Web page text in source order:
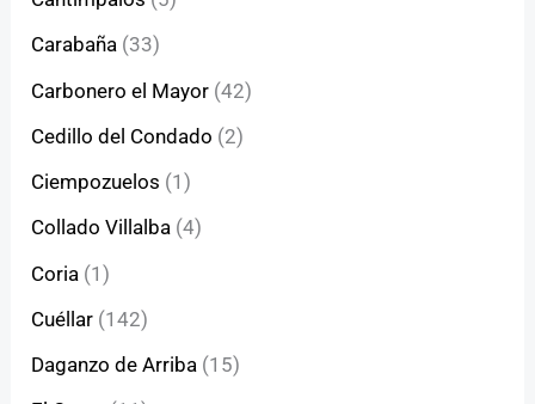
Carabaña (33)
Carbonero el Mayor (42)
Cedillo del Condado (2)
Ciempozuelos (1)
Collado Villalba (4)
Coria (1)
Cuéllar (142)
Daganzo de Arriba (15)